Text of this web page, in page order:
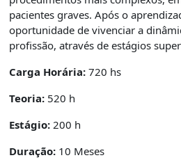
pacientes graves. Após o
oportunidade de vivenciar a
profissão, através de estágios
Carga Horária: 720 hs
Teoria: 520 h
Estágio: 200 h
Duração: 10 Meses